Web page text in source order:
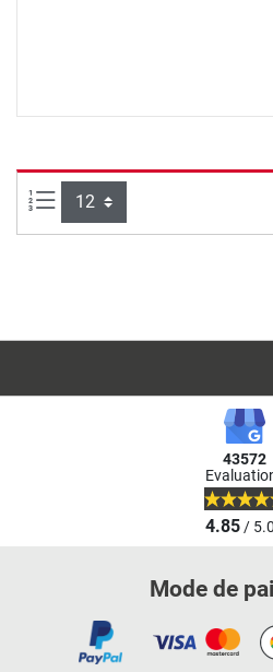
Articles par page :
43572
4.85/
Mode de